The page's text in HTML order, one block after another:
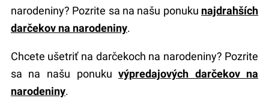
narodeniny? Pozrite sa na našu ponuku najdrahších
darčekov na narodeniny.
Chcete ušetriť na darčekoch na narodeniny? Pozrite
sa na našu ponukuvýpredajových darčekov na
narodeniny.